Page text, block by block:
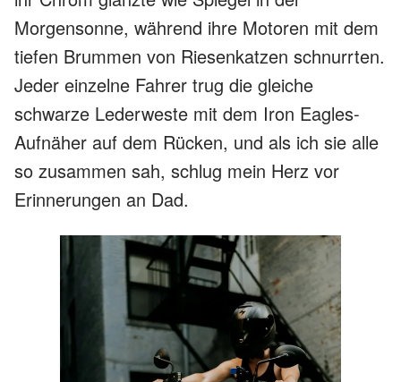
Morgensonne, während ihre Motoren mit dem
tiefen Brummen von Riesenkatzen schnurrten.
Jeder einzelne Fahrer trug die gleiche
schwarze Lederweste mit dem Iron Eagles-
Aufnäher auf dem Rücken, und als ich sie alle
so zusammen sah, schlug mein Herz vor
Erinnerungen an Dad.